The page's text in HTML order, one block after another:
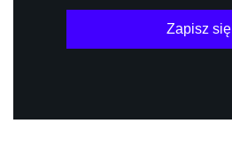
Zapisz się